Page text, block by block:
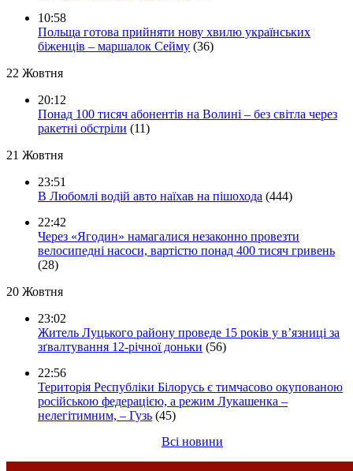
10:58
Польща готова прийняти нову хвилю українських
біженців – маршалок Сейму (36)
22 Жовтня
20:12
Понад 100 тисяч абонентів на Волині – без світла через
ракетні обстріли (11)
21 Жовтня
23:51
В Любомлі водій авто наїхав на пішохода (444)
22:42
Через «Ягодин» намагалися незаконно провезти
велосипедні насоси, вартістю понад 400 тисяч гривень
(28)
20 Жовтня
23:02
Житель Луцького району проведе 15 років у в’язниці за
зґвалтування 12-річної доньки (56)
22:56
Територія Республіки Білорусь є тимчасово окупованою
російською федерацією, а режим Лукашенка –
нелегітимним, – Гузь (45)
Всі новини